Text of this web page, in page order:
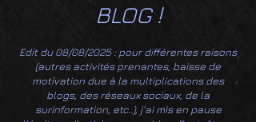
BLOG !
Edit du 08/08/2025 : pour différentes raisons
(autres activités prenantes, baisse de
motivation due à la multiplications des
blogs, des réseaux sociaux, de la
surinformation, etc..), j'ai mis en pause